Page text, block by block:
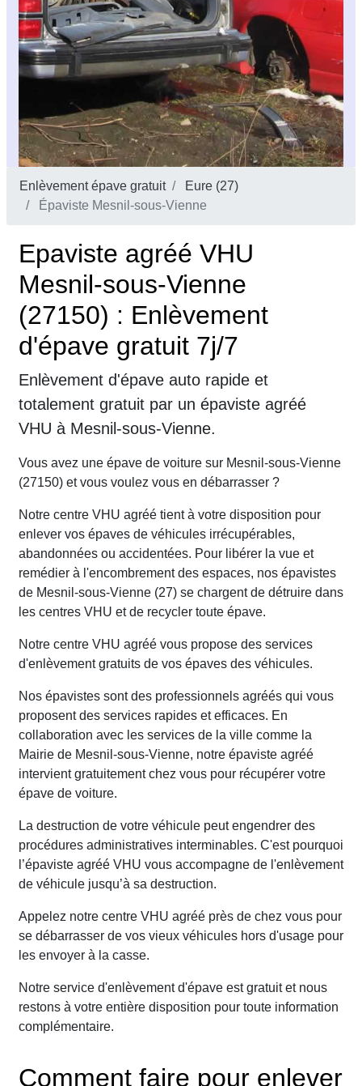
Enlèvement épave gratuit
Eure (27)
Épaviste Mesnil-sous-Vienne
Epaviste agréé VHU
Mesnil-sous-Vienne
(27150) : Enlèvement
d'épave gratuit 7j/7
Enlèvement d'épave auto rapide et
totalement gratuit par un épaviste agréé
VHU à Mesnil-sous-Vienne.
Vous avez une épave de voiture sur Mesnil-sous-Vienne
(27150) et vous voulez vous en débarrasser ?
Notre centre VHU agréé tient à votre disposition pour
enlever vos épaves de véhicules irrécupérables,
abandonnées ou accidentées. Pour libérer la vue et
remédier à l'encombrement des espaces, nos épavistes
de Mesnil-sous-Vienne (27) se chargent de détruire dans
les centres VHU et de recycler toute épave.
Notre centre VHU agréé vous propose des services
d'enlèvement gratuits de vos épaves des véhicules.
Nos épavistes sont des professionnels agréés qui vous
proposent des services rapides et efficaces. En
collaboration avec les services de la ville comme la
Mairie de Mesnil-sous-Vienne, notre épaviste agréé
intervient gratuitement chez vous pour récupérer votre
épave de voiture.
La destruction de votre véhicule peut engendrer des
procédures administratives interminables. C'est pourquoi
l’épaviste agréé VHU vous accompagne de l'enlèvement
de véhicule jusqu’à sa destruction.
Appelez notre centre VHU agréé près de chez vous pour
se débarrasser de vos vieux véhicules hors d'usage pour
les envoyer à la casse.
Notre service d'enlèvement d'épave est gratuit et nous
restons à votre entière disposition pour toute information
complémentaire.
Comment faire pour enlever